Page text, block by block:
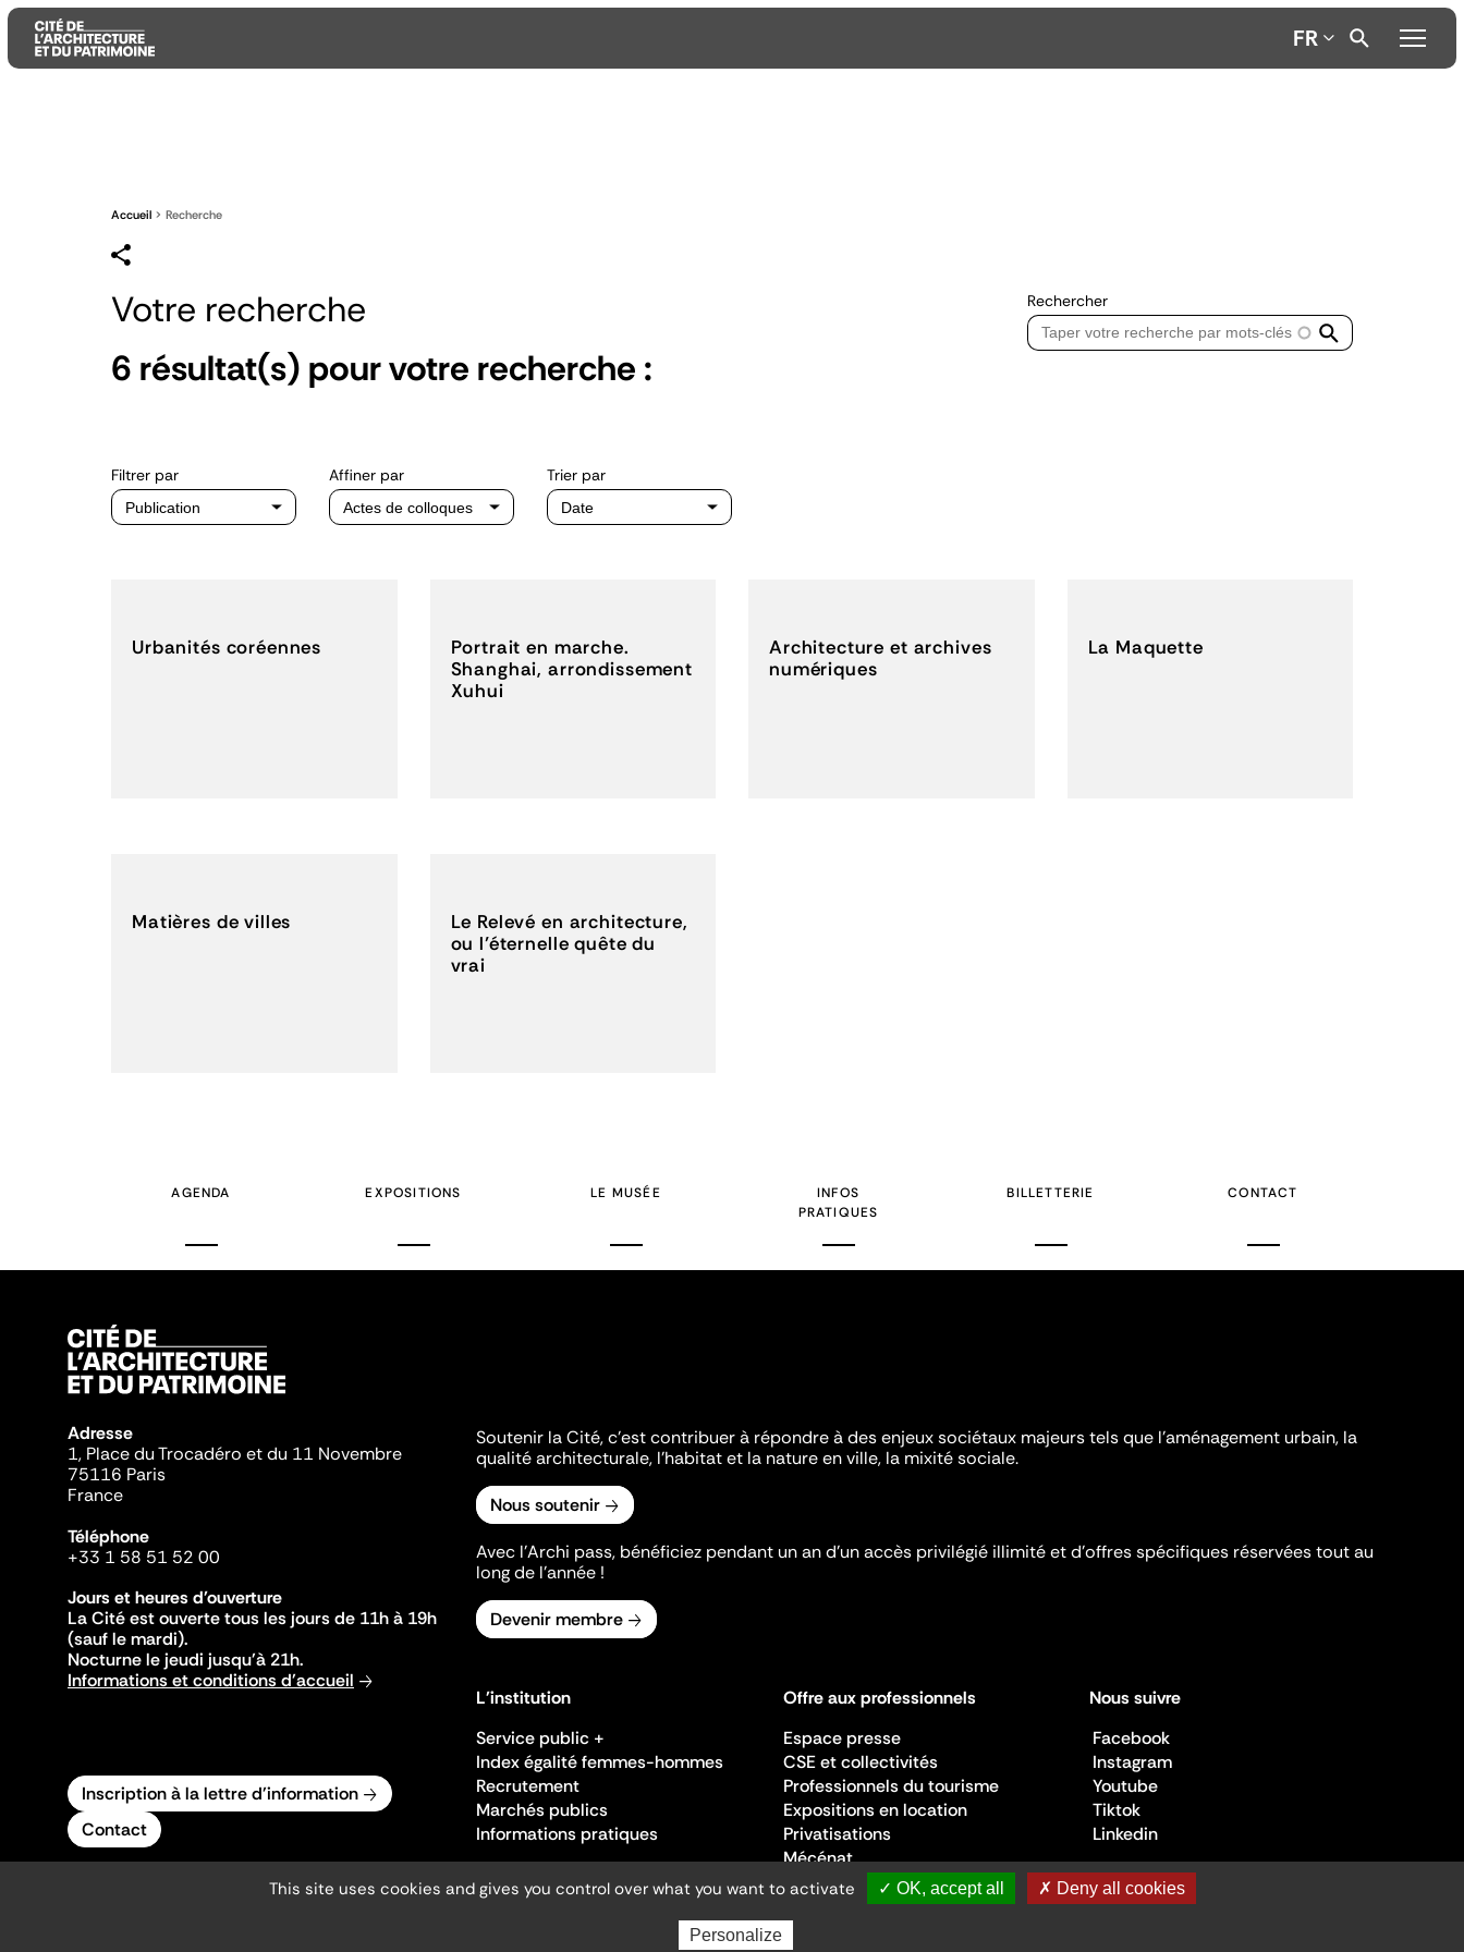
FR
Accueil Recherche
Votre recherche Rechercher
6 résultat(s) pour votre recherche :
Filtrer par Affiner par Trier par
Urbanités coréennes
Portrait en marche.
Shanghai, arrondissement
Xuhui
Architecture et archives
numériques
La Maquette
Matières de villes
Le Relevé en architecture,
ou l’éternelle quête du
vrai
AGENDA EXPOSITIONS LE MUSÉE
INFOS
PRATIQUES
BILLETTERIE CONTACT
Adresse
1, Place du Trocadéro et du 11 Novembre
75116 Paris
France
Téléphone
+33 1 58 51 52 00
Jours et heures d'ouverture
La Cité est ouverte tous les jours de 11h à 19h
(sauf le mardi).
Nocturne le jeudi jusqu'à 21h.
Informations et conditions d'accueil
Inscription à la lettre d'information
Contact
Soutenir la Cité, c'est contribuer à répondre à des enjeux sociétaux majeurs tels que l'aménagement urbain, la
qualité architecturale, l'habitat et la nature en ville, la mixité sociale.
Nous soutenir
Avec l’Archi pass, bénéficiez pendant un an d’un accès privilégié illimité et d’offres spécifiques réservées tout au
long de l’année !
Devenir membre
L'institution
Service public +
Index égalité femmes-hommes
Recrutement
Marchés publics
Informations pratiques
Offre aux professionnels
Espace presse
CSE et collectivités
Professionnels du tourisme
Expositions en location
Privatisations
Mécénat
Nous suivre
Facebook
Instagram
Youtube
Tiktok
Linkedin
This site uses cookies and gives you control over what you want to activate ✓ OK, accept all ✗ Deny all cookies
Personalize